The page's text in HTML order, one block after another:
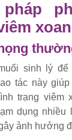
sinh lý để
tác này
trạng viêm
dụng nhiều
ảnh hưởng